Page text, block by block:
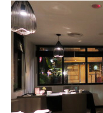
書房集
日記簿
餐桌週記
享樂隨手拍